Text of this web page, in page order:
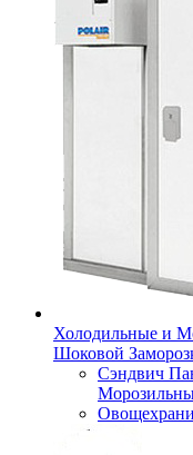
Холодильные и
Шоковой
Сэндвич